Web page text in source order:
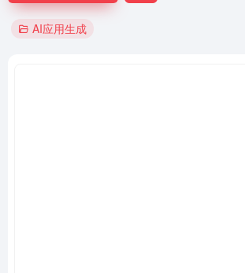
AI应用生成